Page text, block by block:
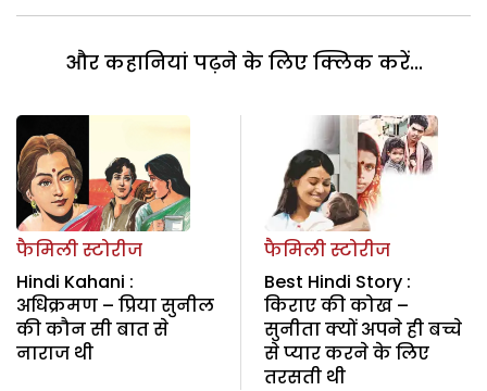
और कहानियां पढ़ने के लिए क्लिक करें...
फैमिली स्टोरीज
Hindi Kahani :
अधिक्रमण – प्रिया सुनील
की कौन सी बात से
नाराज थी
फैमिली स्टोरीज
Best Hindi Story :
किराए की कोख –
सुनीता क्यों अपने ही बच्चे
से प्यार करने के लिए
तरसती थी